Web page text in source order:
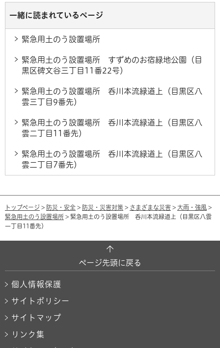
一緒に読まれているページ
緊急用土のう設置場所
緊急用土のう設置場所 すずめのお宿緑地公園（目
黒区碑文谷三丁目11番22号）
緊急用土のう設置場所 呑川本流緑道上（目黒区八
雲三丁目9番先）
緊急用土のう設置場所 呑川本流緑道上（目黒区八
雲二丁目11番先）
緊急用土のう設置場所 呑川本流緑道上（目黒区八
雲二丁目7番先）
トップページ > 防災・安全 > 防災・災害対策 > さまざまな災害 > 大雨・強風 >
緊急用土のう設置場所 > 緊急用土のう設置場所 呑川本流緑道上（目黒区八雲
一丁目11番先）
ページ先頭に戻る
個人情報保護
サイトポリシー
サイトマップ
リンク集